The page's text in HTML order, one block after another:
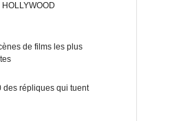
de films les plus
des répliques qui tuent